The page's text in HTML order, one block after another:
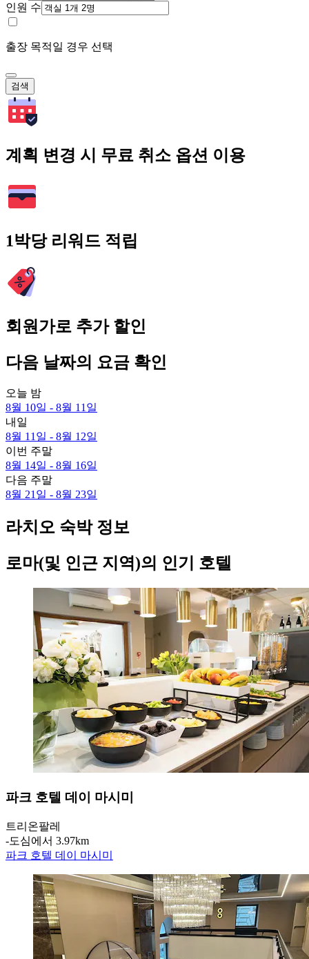
인원 수
출장 목적일 경우 선택
검색
계획 변경 시 무료 취소 옵션 이용
1박당 리워드 적립
회원가로 추가 할인
다음 날짜의 요금 확인
오늘 밤
8월 10일 - 8월 11일
내일
8월 11일 - 8월 12일
이번 주말
8월 14일 - 8월 16일
다음 주말
8월 21일 - 8월 23일
라치오 숙박 정보
로마(및 인근 지역)의 인기 호텔
파크 호텔 데이 마시미
트리온팔레
‐도심에서 3.97km
파크 호텔 데이 마시미